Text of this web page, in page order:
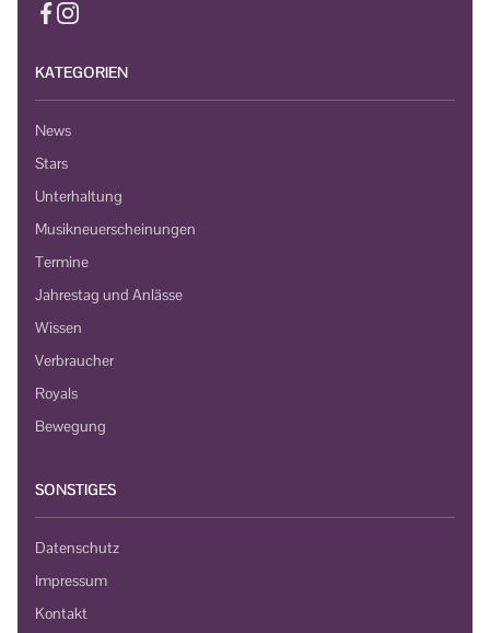
KATEGORIEN
News
Stars
Unterhaltung
Musikneuerscheinungen
Termine
Jahrestag und Anlässe
Wissen
Verbraucher
Royals
Bewegung
SONSTIGES
Datenschutz
Impressum
Kontakt